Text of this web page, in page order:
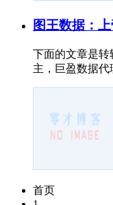
图王数据：
下面的文章是转
主，巨盈数据代
首页